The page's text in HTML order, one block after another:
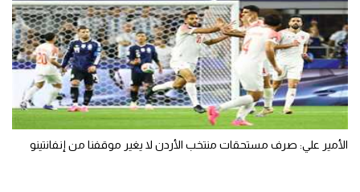
الأمير علي: صرف مستحقات منتخب الأردن لا يغير موقفنا من إنفانتينو